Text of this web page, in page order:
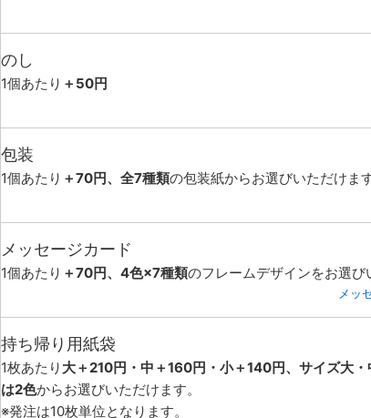
のし
1個あたり ＋50円
包装
1個あたり ＋70円、全7種類の包装紙からお選びいただけます
メッセージカード
1個あたり ＋70円、4色×7種類のフレームデザインをお選び
メッ
持ち帰り用紙袋
1枚あたり 大＋210円・中＋160円・小＋140円、サイズ大
は2色からお選びいただけます。
※発注は10枚単位となります。